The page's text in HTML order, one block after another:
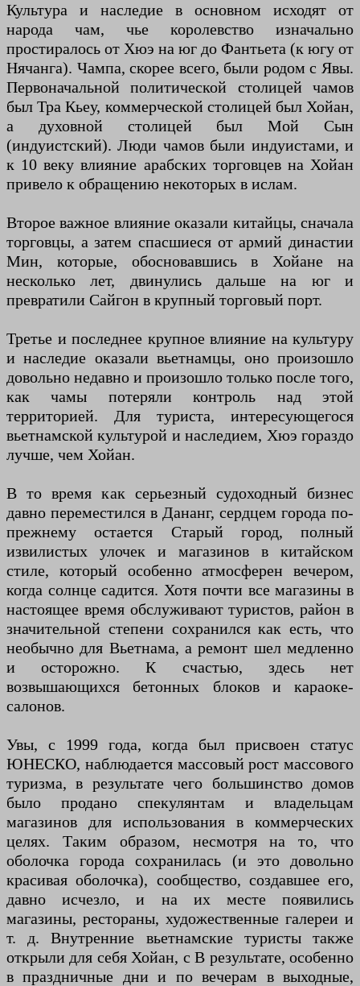
Культура и наследие в основном исходят от
народа чам, чье королевство изначально
простиралось от Хюэ на юг до Фантьета (к югу от
Нячанга). Чампа, скорее всего, были родом с Явы.
Первоначальной политической столицей чамов
был Тра Кьеу, коммерческой столицей был Хойан,
а духовной столицей был Мой Сын
(индуистский). Люди чамов были индуистами, и
к 10 веку влияние арабских торговцев на Хойан
привело к обращению некоторых в ислам.
Второе важное влияние оказали китайцы, сначала
торговцы, а затем спасшиеся от армий династии
Мин, которые, обосновавшись в Хойане на
несколько лет, двинулись дальше на юг и
превратили Сайгон в крупный торговый порт.
Третье и последнее крупное влияние на культуру
и наследие оказали вьетнамцы, оно произошло
довольно недавно и произошло только после того,
как чамы потеряли контроль над этой
территорией. Для туриста, интересующегося
вьетнамской культурой и наследием, Хюэ гораздо
лучше, чем Хойан.
В то время как серьезный судоходный бизнес
давно переместился в Дананг, сердцем города по-
прежнему остается Старый город, полный
извилистых улочек и магазинов в китайском
стиле, который особенно атмосферен вечером,
когда солнце садится. Хотя почти все магазины в
настоящее время обслуживают туристов, район в
значительной степени сохранился как есть, что
необычно для Вьетнама, а ремонт шел медленно
и осторожно. К счастью, здесь нет
возвышающихся бетонных блоков и караоке-
салонов.
Увы, с 1999 года, когда был присвоен статус
ЮНЕСКО, наблюдается массовый рост массового
туризма, в результате чего большинство домов
было продано спекулянтам и владельцам
магазинов для использования в коммерческих
целях. Таким образом, несмотря на то, что
оболочка города сохранилась (и это довольно
красивая оболочка), сообщество, создавшее его,
давно исчезло, и на их месте появились
магазины, рестораны, художественные галереи и
т. д. Внутренние вьетнамские туристы также
открыли для себя Хойан, с В результате, особенно
в праздничные дни и по вечерам в выходные,